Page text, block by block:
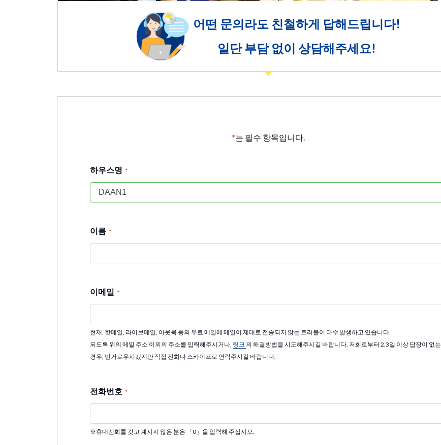
어떤 문의라도 친철하게 답해드립니다!
일단 부담 없이 상담해주세요!
*는 필수 항목입니다.
하우스명 *
이름 *
이메일 *
현재, 핫메일, 라이브메일, 아웃룩 등의 무료 메일에 메일이 제대로 전송되지 않는 트러블이 다수 발생하고 있습니다.
되도록 위의 메일 주소 이외의 주소를 입력해주시거나, 링크 의 해결방법을 시도해주시길 바랍니다. 저희로부터 2,3일 이상 답장이 없는
경우, 번거로우시겠지만 직접 전화나 스카이프로 연락주시길 바랍니다.
전화번호 *
※휴대전화를 갖고 계시지 않은 분은 「0」을 입력해 주십시오.